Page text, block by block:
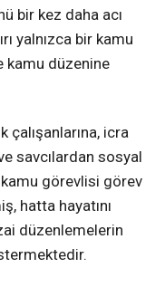
bir kez daha acı
yalnızca bir kamu
kamu düzenine
çalışanlarına, icra
savcılardan sosyal
görevlisi görev
hatta hayatını
düzenlemelerin